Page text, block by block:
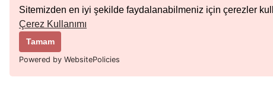
Sitemizden en iyi şekilde faydalanabilmeniz için çerezler
Çerez Kullanımı
Tamam
Powered by WebsitePolicies
Copyright © 2023 Tüm Hakları Saklıdır.
Nöbetçi...